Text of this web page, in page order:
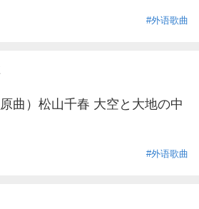
#外语歌曲
曲）松山千春 大空と大地の中
#外语歌曲